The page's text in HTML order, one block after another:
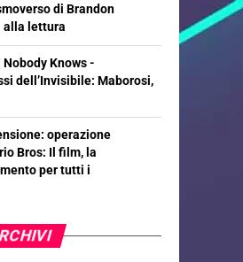
di Brandon
alla lettura
Knows -
dell’Invisibile: Maborosi,
operazione
Bros: Il film, la
per tutti i